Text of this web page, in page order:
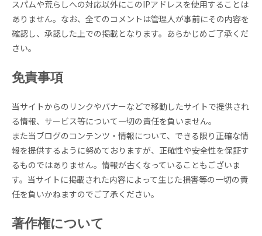
スパムや荒らしへの対応以外にこのIPアドレスを使用することは
ありません。なお、全てのコメントは管理人が事前にその内容を
確認し、承認した上での掲載となります。あらかじめご了承くだ
さい。
免責事項
当サイトからのリンクやバナーなどで移動したサイトで提供され
る情報、サービス等について一切の責任を負いません。
また当ブログのコンテンツ・情報について、できる限り正確な情
報を提供するように努めておりますが、正確性や安全性を保証す
るものではありません。情報が古くなっていることもございま
す。当サイトに掲載された内容によって生じた損害等の一切の責
任を負いかねますのでご了承ください。
著作権について